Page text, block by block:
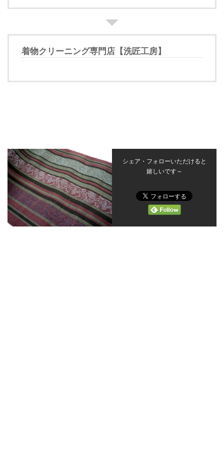
着物クリーニング専門店【洗匠工房】
シェア・フォローいただけると
嬉しいです～